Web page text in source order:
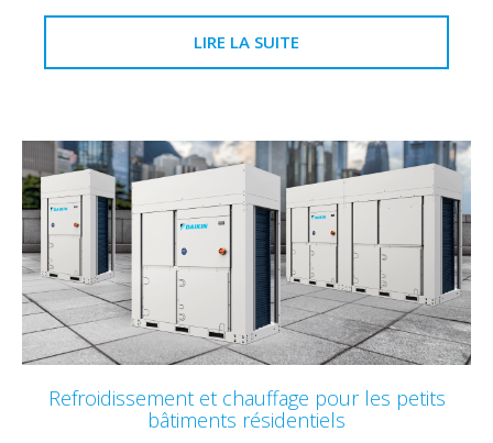
LIRE LA SUITE
Refroidissement et chauffage pour les petits
bâtiments résidentiels